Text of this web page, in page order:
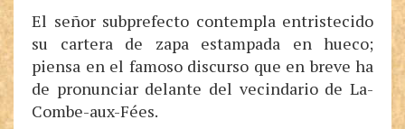
El señor subprefecto contempla entristecido
su cartera de zapa estampada en hueco;
piensa en el famoso discurso que en breve ha
de pronunciar delante del vecindario de La-
Combe-aux-Fées.